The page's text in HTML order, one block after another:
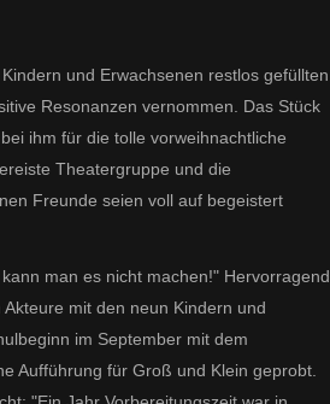
und Erwachsenen restlos gefüllten
Resonanzen vernommen. Das Stück
ihm für die tolle vorweihnachtliche
Theatergruppe und die
Freunde seien voll auf begeistert
man es nicht machen!" Hervorragend
mit den neun Kindern und
im September mit dem
Aufführung für Groß und Klein geprobt.